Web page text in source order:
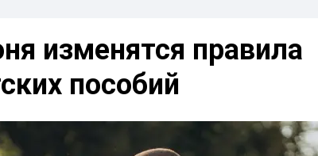
изменятся правила
пособий